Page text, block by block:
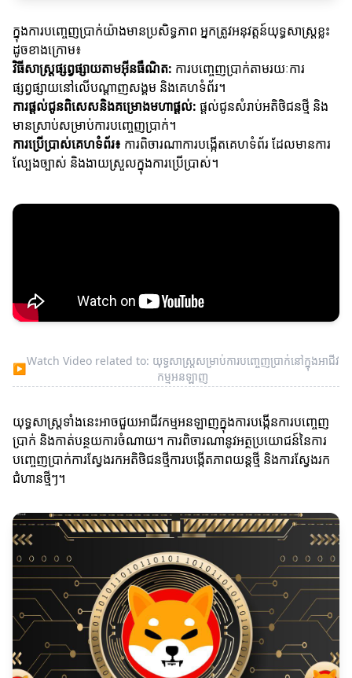
ក្នុងការបញ្ចេញប្រាក់យ៉ាងមានប្រសិទ្ធភាព អ្នកត្រូវអនុវត្តន៍យុទ្ធសាស្ត្រខ្លះ
ដូចខាងក្រោម៖
វិធីសាស្ត្រផ្សព្វផ្សាយតាមអ៊ីនធឺណិត: ការបញ្ចេញប្រាក់តាមរយៈការ
ផ្សព្វផ្សាយនៅលើបណ្តាញសង្គម និងគេហទំព័រ។
ការផ្តល់ជូនពិសេសនិងគម្រោងមហាផ្តល់: ផ្តល់ជូនសំរាប់អតិថិជនថ្មី និង
មានស្រាប់សម្រាប់ការបញ្ចេញប្រាក់។
ការប្រើប្រាស់គេហទំព័រ៖ ការពិចារណាការបង្កើតគេហទំព័រ ដែលមានការ
ល្បែងច្បាស់ និងងាយស្រួលក្នុងការប្រើប្រាស់។
▶
Watch Video related to: យុទ្ធសាស្ត្រសម្រាប់ការបញ្ចេញប្រាក់នៅក្នុងអាជីវ
កម្មអនឡាញ
យុទ្ធសាស្ត្រទាំងនេះអាចជួយអាជីវកម្មអនឡាញក្នុងការបង្កើនការបញ្ចេញ
ប្រាក់ និងកាត់បន្ថយការចំណាយ។ ការពិចារណានូវអត្ថប្រយោជន៍នៃការ
បញ្ចេញប្រាក់ការស្វែងរកអតិថិជនថ្មីការបង្កើតភាពយន្តថ្មី និងការស្វែងរក
ជំហានថ្មីៗ។